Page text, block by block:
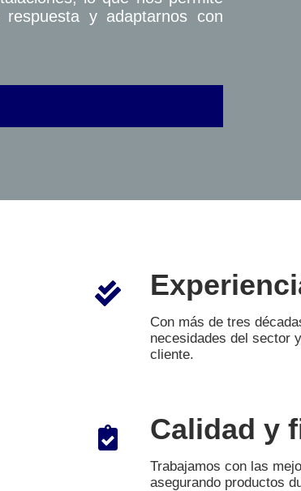
y adaptarnos con
Con más de tres
necesidades del sector
cliente.
Calidad y
Trabajamos con las
asegurando productos